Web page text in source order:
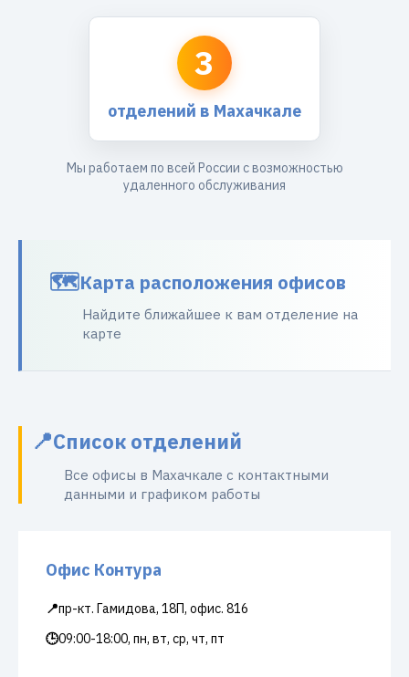
3
отделений в Махачкале
Мы работаем по всей России с возможностью
удаленного обслуживания
Карта расположения офисов
Найдите ближайшее к вам отделение на
карте
Список отделений
Все офисы в Махачкале с контактными
данными и графиком работы
Офис Контура
📍пр-кт. Гамидова, 18П, офис. 816
🕒09:00-18:00, пн, вт, ср, чт, пт